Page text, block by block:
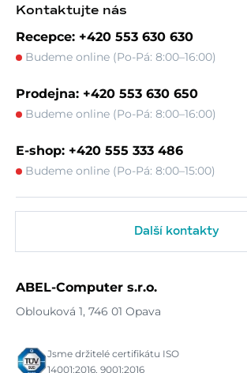
Kontaktujte nás
Recepce: +420 553 630 630
Budeme online (Po-Pá: 8:00–16:00)
Prodejna: +420 553 630 650
Budeme online (Po-Pá: 8:00–16:00)
E-shop: +420 555 333 486
Budeme online (Po-Pá: 8:00–15:00)
Další kontakty
ABEL-Computer s.r.o.
Oblouková 1, 746 01 Opava
Jsme držitelé certifikátu ISO
14001:2016, 9001:2016